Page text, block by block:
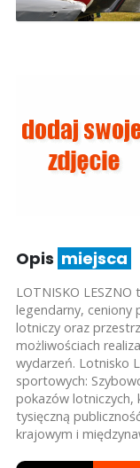
Opis miejsca
LOTNISKO
legendarny, ceniony
lotniczy oraz
możliwościach
wydarzeń. Lotnisko
sportowych:
pokazów lotniczych,
tysięczną
krajowym i